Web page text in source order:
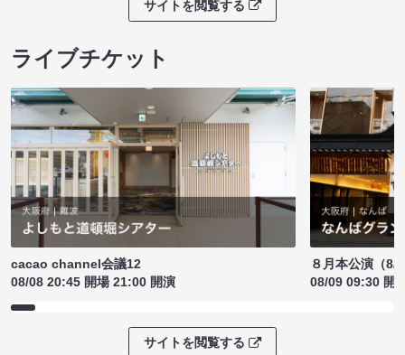
サイトを閲覧する
ライブチケット
cacao channel会議12
08/08 20:45 開場 21:00 開演
８月本公演（8/
08/09 09:30 開
サイトを閲覧する